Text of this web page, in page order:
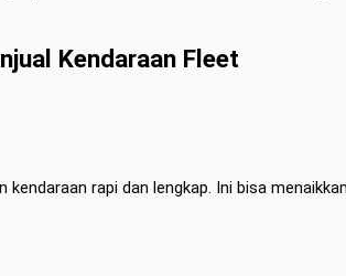
Kendaraan Fleet
rapi dan lengkap. Ini bisa